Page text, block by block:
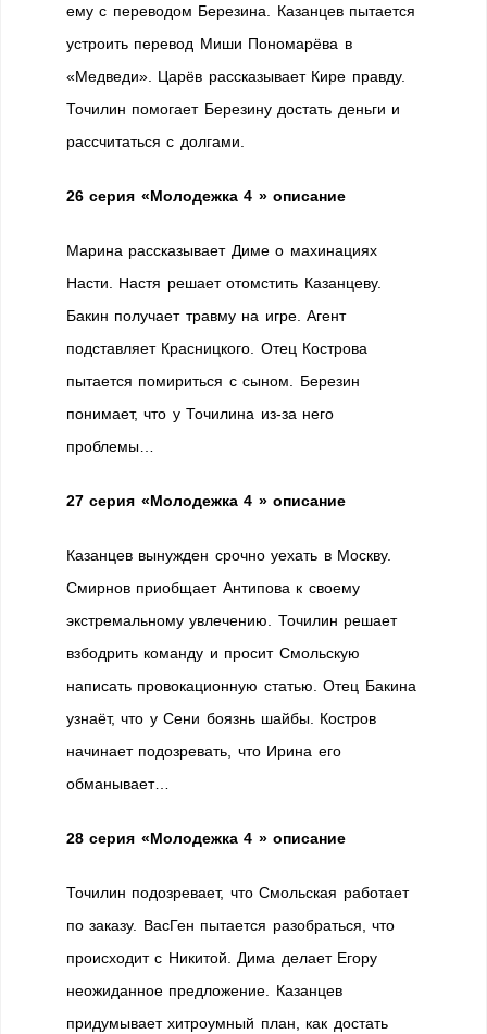
ему с переводом Березина. Казанцев пытается
устроить перевод Миши Пономарёва в
«Медведи». Царёв рассказывает Кире правду.
Точилин помогает Березину достать деньги и
рассчитаться с долгами.
26 серия «Молодежка 4 » описание
Марина рассказывает Диме о махинациях
Насти. Настя решает отомстить Казанцеву.
Бакин получает травму на игре. Агент
подставляет Красницкого. Отец Кострова
пытается помириться с сыном. Березин
понимает, что у Точилина из-за него
проблемы…
27 серия «Молодежка 4 » описание
Казанцев вынужден срочно уехать в Москву.
Смирнов приобщает Антипова к своему
экстремальному увлечению. Точилин решает
взбодрить команду и просит Смольскую
написать провокационную статью. Отец Бакина
узнаёт, что у Сени боязнь шайбы. Костров
начинает подозревать, что Ирина его
обманывает…
28 серия «Молодежка 4 » описание
Точилин подозревает, что Смольская работает
по заказу. ВасГен пытается разобраться, что
происходит с Никитой. Дима делает Егору
неожиданное предложение. Казанцев
придумывает хитроумный план, как достать